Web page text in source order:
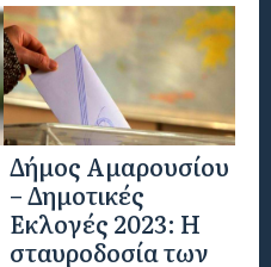
Δήμος Αμαρουσίου
– Δημοτικές
Εκλογές 2023: Η
σταυροδοσία των